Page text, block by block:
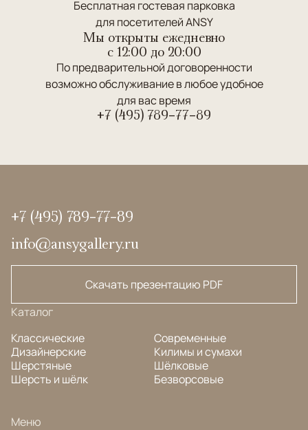
Бесплатная гостевая парковка
для посетителей ANSY
Мы открыты ежедневно
c 12:00 до 20:00
По предварительной договоренности
возможно обслуживание в любое удобное
для вас время
+7 (495) 789-77-89
+7 (495) 789-77-89
info@ansygallery.ru
Скачать презентацию PDF
Каталог
Классические
Дизайнерские
Шерстяные
Шерсть и шёлк
Современные
Килимы и сумахи
Шёлковые
Безворсовые
Меню